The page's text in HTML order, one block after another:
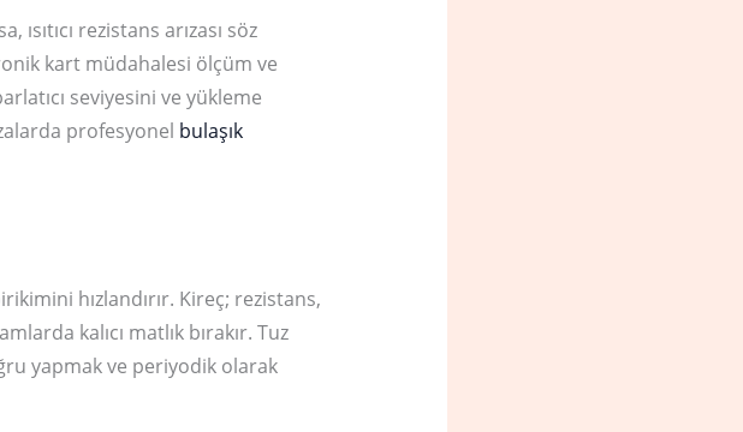
ısıtıcı rezistans arızası söz
kart müdahalesi ölçüm ve
seviyesini ve yükleme
profesyonel bulaşık
hızlandırır. Kireç; rezistans,
kalıcı matlık bırakır. Tuz
yapmak ve periyodik olarak